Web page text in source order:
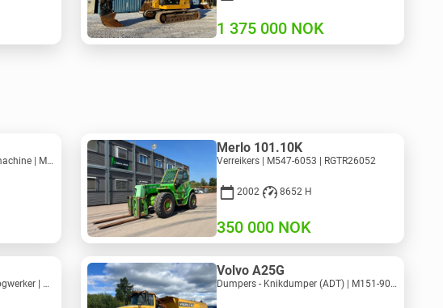
1 375 000 NOK
Graafmachines - Rupsgraafmachine | M728-6217 | RGTRNL26-10341
Merlo 101.10K
Verreikers | M547-6053 | RGTR26052
2002 8652 H
350 000 NOK
Hoogwerkers - Telescoop hoogwerker | M586-3845 | RGTRNL26491
Volvo A25G
Dumpers - Knikdumper (ADT) | M151-9001 | 2729